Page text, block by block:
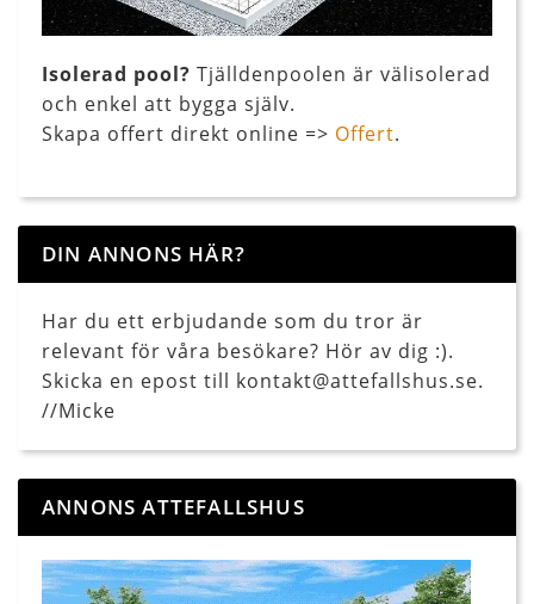
Isolerad pool? Tjälldenpoolen är välisolerad
och enkel att bygga själv.
Skapa offert direkt online => Offert.
DIN ANNONS HÄR?
Har du ett erbjudande som du tror är
relevant för våra besökare? Hör av dig :).
Skicka en epost till kontakt@attefallshus.se.
//Micke
ANNONS ATTEFALLSHUS